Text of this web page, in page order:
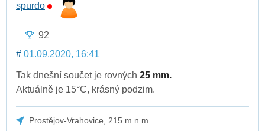
spurdo
92
# 01.09.2020, 16:41
Tak dnešní součet je rovných 25 mm.
Aktuálně je 15°C, krásný podzim.
Prostějov-Vrahovice, 215 m.n.m.